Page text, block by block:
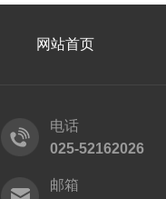
网站首页
电话
025-52162026
邮箱